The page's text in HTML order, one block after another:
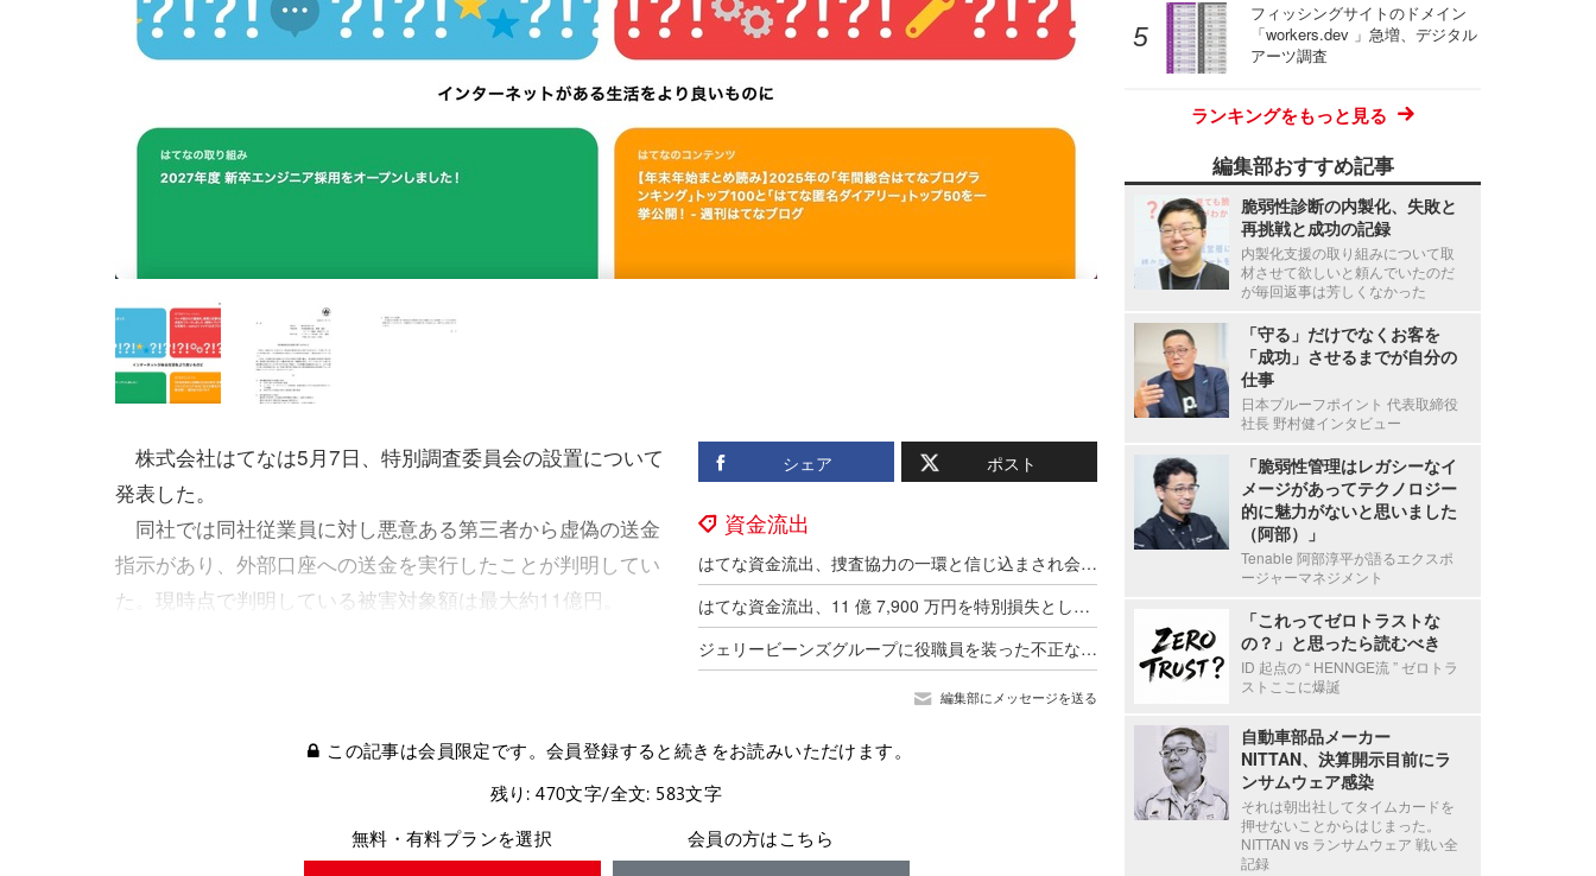
シェア ポスト
資金流出
はてな資金流出、捜査協力の一環と信じ込まされ会社資金の流出を招いたことを認定
はてな資金流出、11 億 7,900 万円を特別損失として計上
ジェリービーンズグループに役職員を装った不正な送金指示、被害対象額は約4,500万円
編集部にメッセージを送る
株式会社はてなは5月7日、特別調査委員会の設置について
発表した。
同社では同社従業員に対し悪意ある第三者から虚偽の送金
指示があり、外部口座への送金を実行したことが判明してい
た。現時点で判明している被害対象額は最大約11億円。
この記事は会員限定です。会員登録すると続きをお読みいただけます。
残り: 470文字/全文: 583文字
無料・有料プランを選択
会員の方はこちら
フィッシングサイトのドメイン
「workers.dev 」急増、デジタル
アーツ調査
ランキングをもっと見る
編集部おすすめ記事
脆弱性診断の内製化、失敗と
再挑戦と成功の記録
内製化支援の取り組みについて取
材させて欲しいと頼んでいたのだ
が毎回返事は芳しくなかった
「守る」だけでなくお客を
「成功」させるまでが自分の
仕事
日本プルーフポイント 代表取締役
社長 野村健インタビュー
「脆弱性管理はレガシーなイ
メージがあってテクノロジー
的に魅力がないと思いました
（阿部）」
Tenable 阿部淳平が語るエクスポ
ージャーマネジメント
「これってゼロトラストな
の？」と思ったら読むべき
ID 起点の “ HENNGE流 ” ゼロトラ
ストここに爆誕
自動車部品メーカー
NITTAN、決算開示目前にラ
ンサムウェア感染
それは朝出社してタイムカードを
押せないことからはじまった。
NITTAN vs ランサムウェア 戦い全
記録